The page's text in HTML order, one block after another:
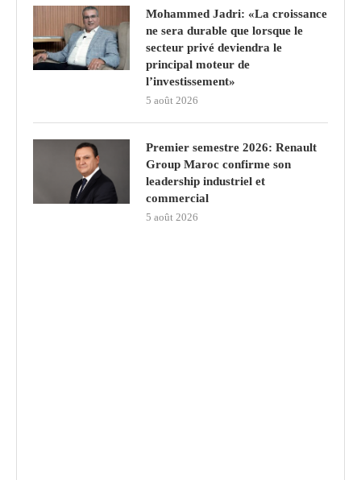
Mohammed Jadri: «La croissance
ne sera durable que lorsque le
secteur privé deviendra le
principal moteur de
l’investissement»
5 août 2026
Premier semestre 2026: Renault
Group Maroc confirme son
leadership industriel et
commercial
5 août 2026